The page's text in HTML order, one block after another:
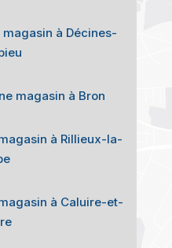
à Décines-
magasin à Bron
à Rillieux-la-
à Caluire-et-